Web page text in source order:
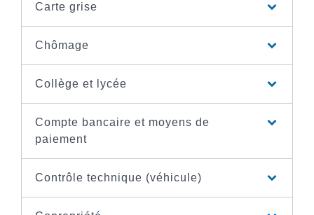
Carte grise
Chômage
Collège et lycée
Compte bancaire et moyens de
paiement
Contrôle technique (véhicule)